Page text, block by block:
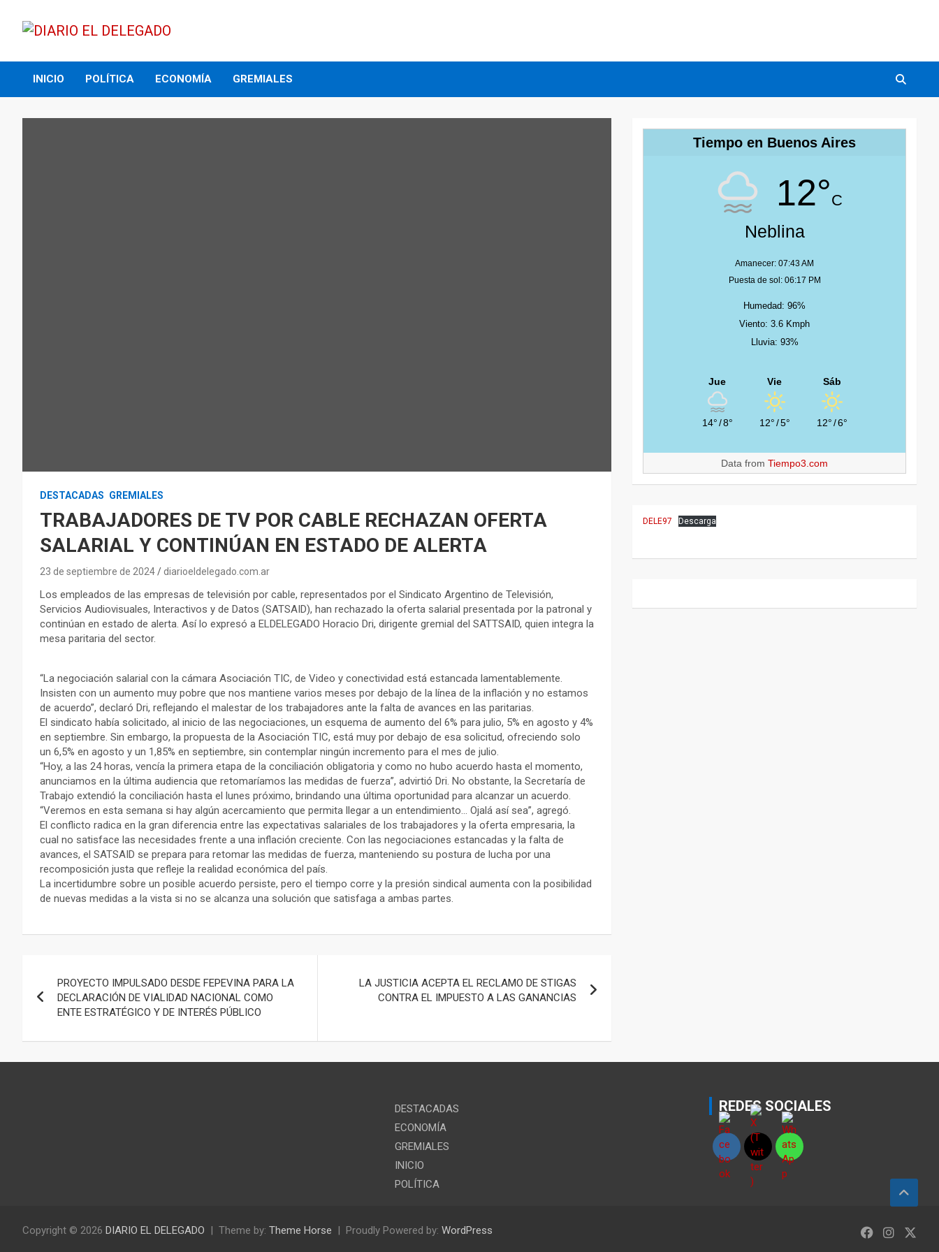
content
DIARIO EL DELEGADO
INICIO POLÍTICA ECONOMÍA GREMIALES
DESTACADAS GREMIALES
TRABAJADORES DE TV POR CABLE RECHAZAN OFERTA
SALARIAL Y CONTINÚAN EN ESTADO DE ALERTA
23 de septiembre de 2024 diarioeldelegado.com.ar
Los empleados de las empresas de televisión por cable, representados por el Sindicato Argentino de Televisión,
Servicios Audiovisuales, Interactivos y de Datos (SATSAID), han rechazado la oferta salarial presentada por la patronal y
continúan en estado de alerta. Así lo expresó a ELDELEGADO Horacio Dri, dirigente gremial del SATTSAID, quien integra la
mesa paritaria del sector.
“La negociación salarial con la cámara Asociación TIC, de Video y conectividad está estancada lamentablemente.
Insisten con un aumento muy pobre que nos mantiene varios meses por debajo de la línea de la inflación y no estamos
de acuerdo”, declaró Dri, reflejando el malestar de los trabajadores ante la falta de avances en las paritarias.
El sindicato había solicitado, al inicio de las negociaciones, un esquema de aumento del 6% para julio, 5% en agosto y 4%
en septiembre. Sin embargo, la propuesta de la Asociación TIC, está muy por debajo de esa solicitud, ofreciendo solo
un 6,5% en agosto y un 1,85% en septiembre, sin contemplar ningún incremento para el mes de julio.
“Hoy, a las 24 horas, vencía la primera etapa de la conciliación obligatoria y como no hubo acuerdo hasta el momento,
anunciamos en la última audiencia que retomaríamos las medidas de fuerza”, advirtió Dri. No obstante, la Secretaría de
Trabajo extendió la conciliación hasta el lunes próximo, brindando una última oportunidad para alcanzar un acuerdo.
“Veremos en esta semana si hay algún acercamiento que permita llegar a un entendimiento… Ojalá así sea”, agregó.
El conflicto radica en la gran diferencia entre las expectativas salariales de los trabajadores y la oferta empresaria, la
cual no satisface las necesidades frente a una inflación creciente. Con las negociaciones estancadas y la falta de
avances, el SATSAID se prepara para retomar las medidas de fuerza, manteniendo su postura de lucha por una
recomposición justa que refleje la realidad económica del país.
La incertidumbre sobre un posible acuerdo persiste, pero el tiempo corre y la presión sindical aumenta con la posibilidad
de nuevas medidas a la vista si no se alcanza una solución que satisfaga a ambas partes.
de
PROYECTO IMPULSADO DESDE FEPEVINA PARA LA
DECLARACIÓN DE VIALIDAD NACIONAL COMO
ENTE ESTRATÉGICO Y DE INTERÉS PÚBLICO
LA JUSTICIA ACEPTA EL RECLAMO DE STIGAS
CONTRA EL IMPUESTO A LAS GANANCIAS
Tiempo en Buenos Aires
12°C
Neblina
Amanecer: 07:43 AM
Puesta de sol: 06:17 PM
Humedad: 96%
Viento: 3.6 Kmph
Lluvia: 93%
Jue
14°/8°
Vie
12°/5°
Sáb
12°/6°
Data fromTiempo3.com
DELE97 Descarga
DESTACADAS
ECONOMÍA
GREMIALES
INICIO
POLÍTICA
REDES SOCIALES
Copyright © 2026 DIARIO EL DELEGADO Theme by: Theme Horse Proudly Powered by: WordPress